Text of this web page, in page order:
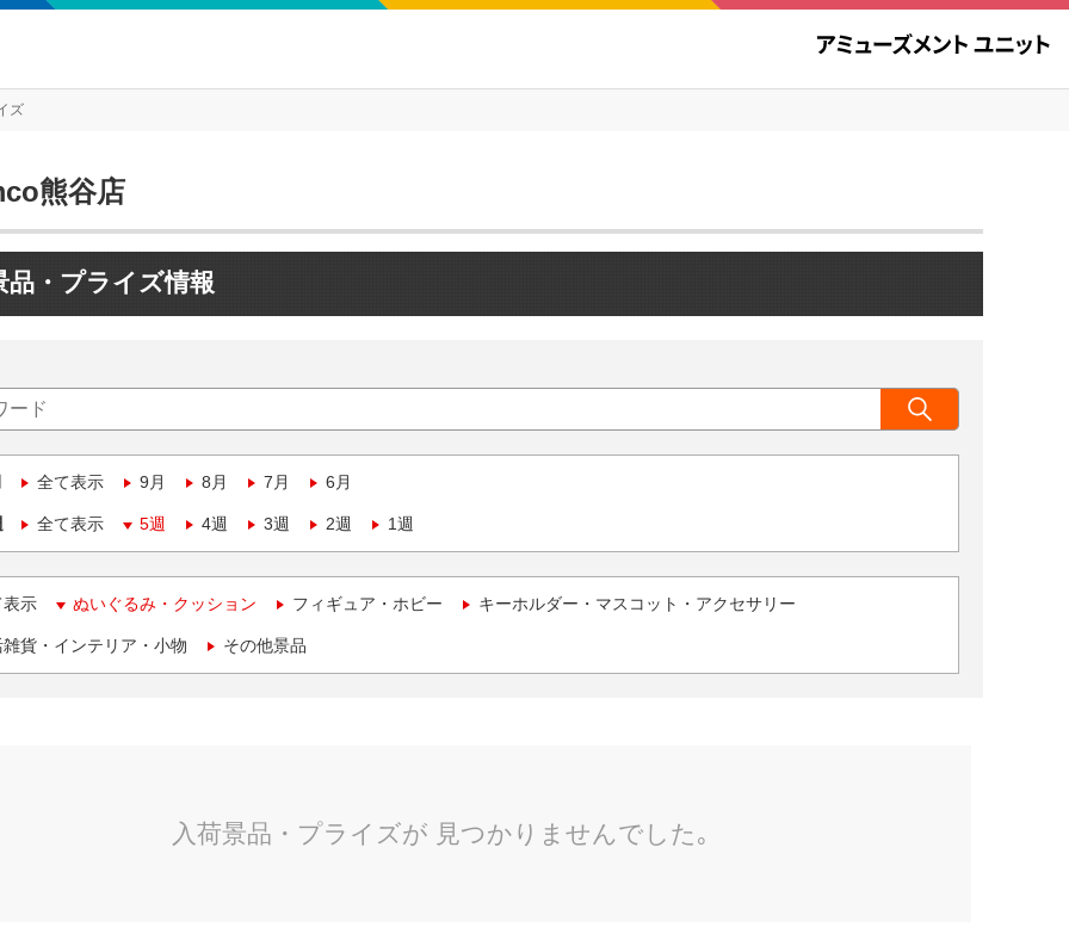
ズ
熊谷店
品・プライズ情報
全て表示 9月 8月 7月 6月
全て表示 5週 4週 3週 2週 1週
表示 ぬいぐるみ・クッション フィギュア・ホビー キーホルダー・マスコット・アクセサリー
貨・インテリア・小物 その他景品